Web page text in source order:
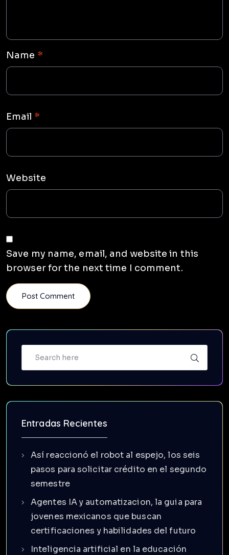
Name *
Email *
Website
Save my name, email, and website in this
browser for the next time I comment.
Entradas Recientes
Así reaccionó el robot al espejo, los seis
pasos para solicitar crédito en el segundo
semestre
Agentes IA y automatizacion, la guia para
jovenes mexicanos que buscan
certificaciones y habilidades del futuro
Inteligencia artificial en la educación